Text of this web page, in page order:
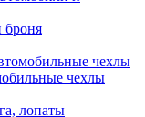
броня
чехлы
чехлы
лопаты